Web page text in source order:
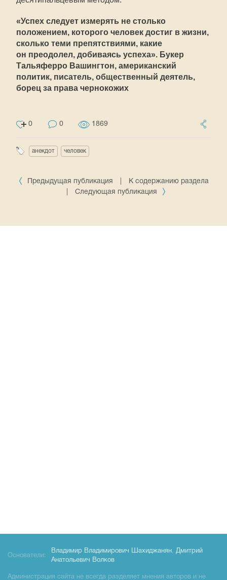
«Успех следует измерять не столько
положением, которого человек достиг в жизни,
сколько теми препятствиями, какие
он преодолел, добиваясь успеха». Букер
Тальяферро Вашингтон, американский
политик, писатель, общественный деятель,
борец за права чернокожих
0 0 1869
анекдот человек
Предыдущая публикация
К содержанию раздела
Следующая публикация
Основатели:
Владимир Владимирович Шахиджанян, Дмитрий
Анатольевич Волков
Администрация сайта не всегда разделяет мнения авторов и не